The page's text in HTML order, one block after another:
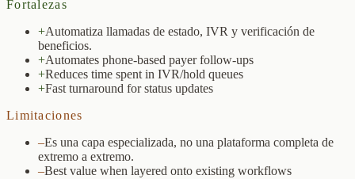
Fortalezas
+Automatiza llamadas de estado, IVR y verificación de
beneficios.
+Automates phone-based payer follow-ups
+Reduces time spent in IVR/hold queues
+Fast turnaround for status updates
Limitaciones
–Es una capa especializada, no una plataforma completa de
extremo a extremo.
–Best value when layered onto existing workflows